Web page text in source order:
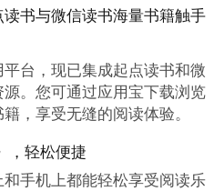
书与微信读书海量书籍触手
台，现已集成起点读书和微
。您可通过应用宝下载浏览
，享受无缝的阅读体验。
，轻松便捷
手机上都能轻松享受阅读乐